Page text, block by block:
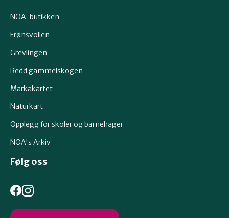
NOA-butikken
Frønsvollen
Grevlingen
Redd gammelskogen
Markakartet
Naturkart
Opplegg for skoler og barnehager
NOA's Arkiv
Følg oss